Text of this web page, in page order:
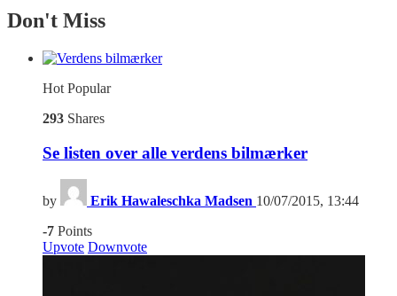
Don't Miss
Hot Popular
293 Shares
Se listen over alle verdens bilmærker
by Erik Hawaleschka Madsen 10/07/2015, 13:44
-7 Points
Upvote Downvote